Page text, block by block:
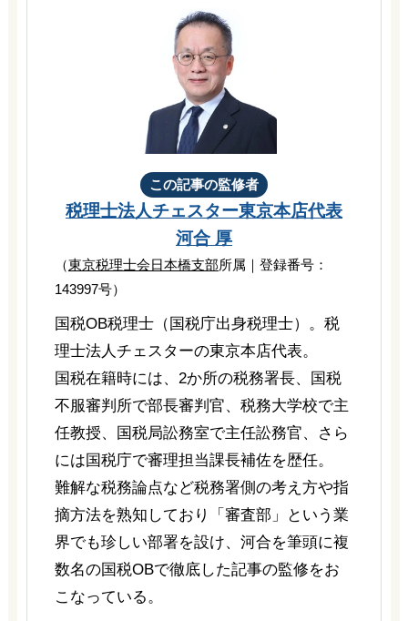
この記事の監修者
税理士法人チェスター東京本店代表
河合 厚
（東京税理士会日本橋支部所属｜登録番号：
143997号）
国税OB税理士（国税庁出身税理士）。税
理士法人チェスターの東京本店代表。
国税在籍時には、2か所の税務署長、国税
不服審判所で部長審判官、税務大学校で主
任教授、国税局訟務室で主任訟務官、さら
には国税庁で審理担当課長補佐を歴任。
難解な税務論点など税務署側の考え方や指
摘方法を熟知しており「審査部」という業
界でも珍しい部署を設け、河合を筆頭に複
数名の国税OBで徹底した記事の監修をお
こなっている。